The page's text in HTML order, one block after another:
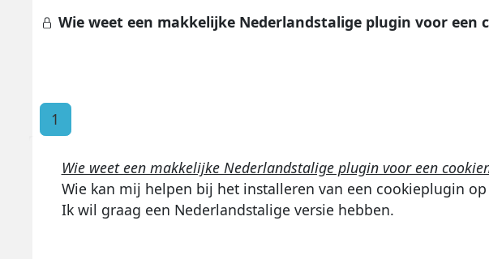
Wie weet een makkelijke Nederlandstalige plugin voor een
1
Wie weet een makkelijke Nederlandstalige plugin voor een
Wie kan mij helpen bij het installeren van een cookieplugin
Ik wil graag een Nederlandstalige versie hebben.